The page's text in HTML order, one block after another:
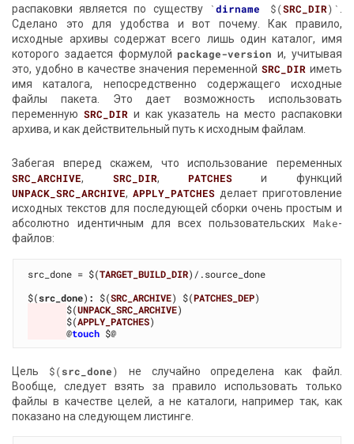
распаковки является по существу
`dirname $(SRC_DIR)` .
Сделано это для удобства и вот почему. Как правило,
исходные архивы содержат всего лишь один каталог, имя
которого задается формулой package-version и, учитывая
это, удобно в качестве значения переменной SRC_DIRиметь
имя каталога, непосредственно содержащего исходные
файлы пакета. Это дает возможность использовать
переменнуюSRC_DIR и как указатель на место распаковки
архива, и как действительный путь к исходным файлам.
Забегая вперед скажем, что использование переменных
SRC_ARCHIVE, SRC_DIR, PATCHES и функций
UNPACK_SRC_ARCHIVE,APPLY_PATCHES делает приготовление
исходных текстов для последующей сборки очень простым и
абсолютно идентичным для всех пользовательских Make-
файлов:
src_done = $(TARGET_BUILD_DIR)/.source_done
$(src_done) : $(SRC_ARCHIVE) $(PATCHES_DEP
$(UNPACK_SRC_ARCHIVE
$(APPLY_PATCHES
@touch
Цель $(src_done)
не случайно определена как файл.
Вообще, следует взять за правило использовать только
файлы в качестве целей, а не каталоги, например так, как
показано на следующем листинге.